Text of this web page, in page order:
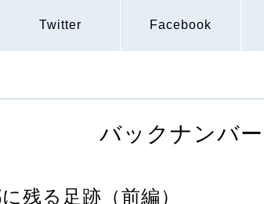
Twitter Facebook
バックナンバー
残る足跡（前編）